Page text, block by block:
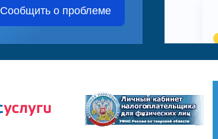
Сообщить о проблеме